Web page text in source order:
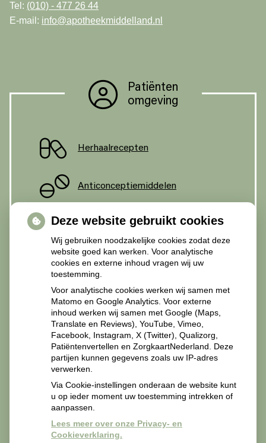
Tel: (010) - 477 26 44
E-mail: info@apotheekmiddelland.nl
Patiënten
omgeving
Herhaalrecepten
Anticonceptiemiddelen
Diabetesmiddelen
Recepten Zorgverleners
Recepten van zorgverleners svp mailen naar
apotheekmiddelland@zorgmail.nl.
Deze website gebruikt cookies
Wij gebruiken noodzakelijke cookies zodat deze
website goed kan werken. Voor analytische
cookies en externe inhoud vragen wij uw
toestemming.
Voor analytische cookies werken wij samen met
Matomo en Google Analytics. Voor externe
inhoud werken wij samen met Google (Maps,
Translate en Reviews), YouTube, Vimeo,
Facebook, Instagram, X (Twitter), Qualizorg,
Patiëntenvertellen en ZorgkaartNederland. Deze
partijen kunnen gegevens zoals uw IP-adres
verwerken.
Via Cookie-instellingen onderaan de website kunt
u op ieder moment uw toestemming intrekken of
aanpassen.
Lees meer over onze Privacy- en
Cookieverklaring.